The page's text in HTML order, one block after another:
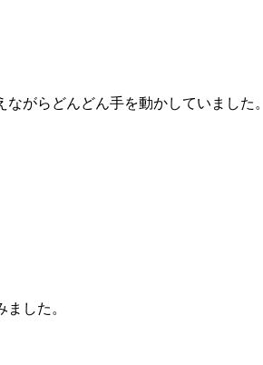
がらどんどん手を動かしていました。
した。